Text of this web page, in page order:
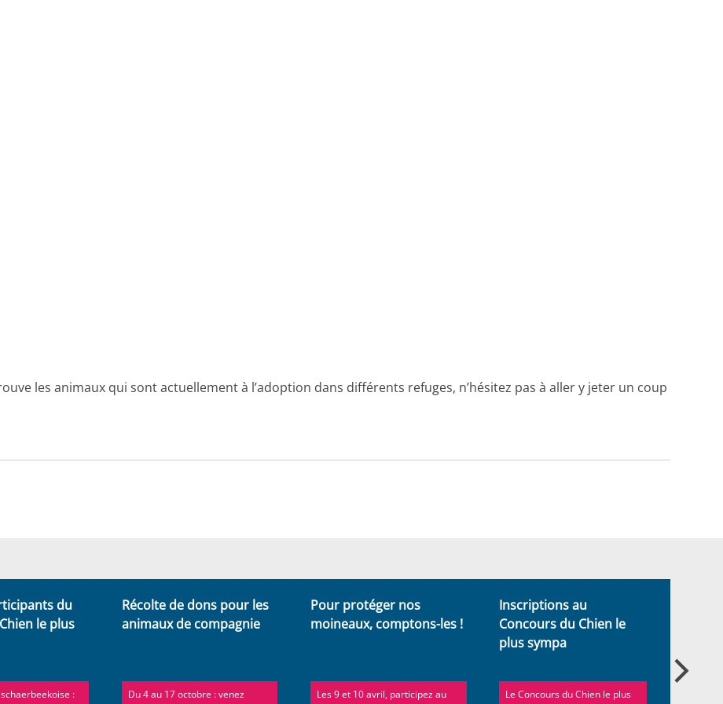
les animaux qui sont actuellement à l’adoption dans différents refuges, n’hésitez pas à aller y jeter un coup
du
le plus
:
Récolte de dons pour les
animaux de compagnie
Du 4 au 17 octobre : venez
Pour protéger nos
moineaux, comptons-les !
Les 9 et 10 avril, participez au
Inscriptions au
Concours du Chien le
plus sympa
Le Concours du Chien le plus